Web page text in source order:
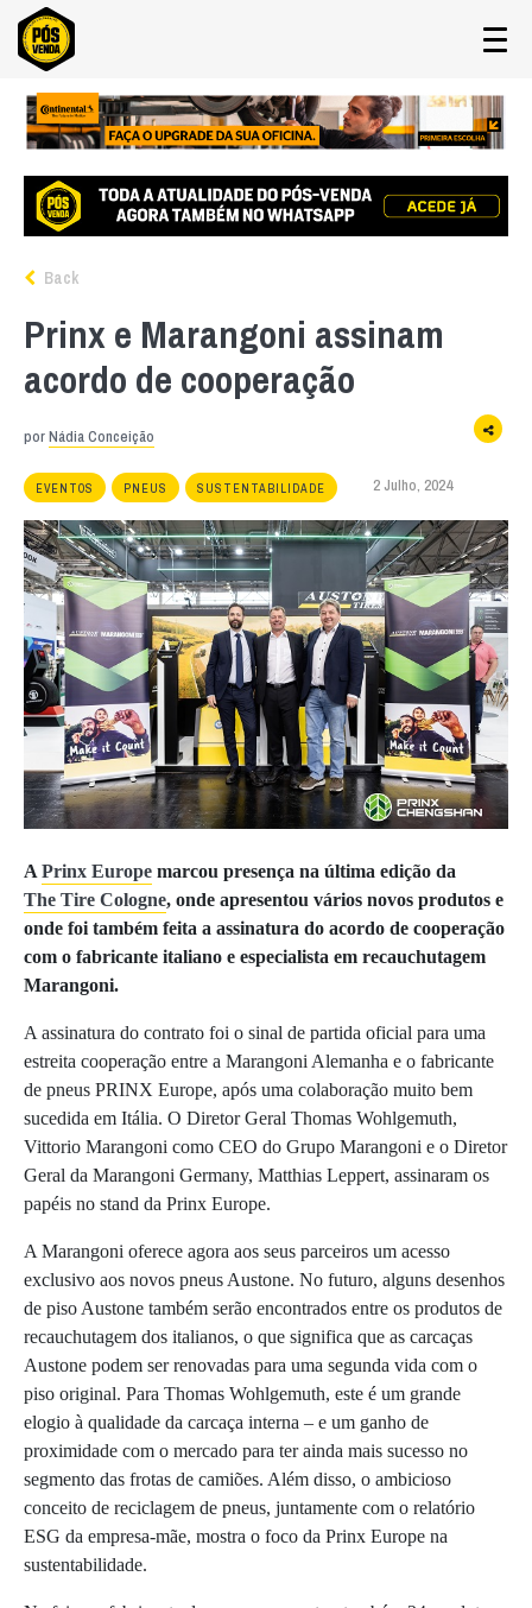
Back
Prinx e Marangoni assinam
acordo de cooperação
porNádia Conceição
EVENTOS PNEUS SUSTENTABILIDADE 2 Julho, 2024
A Prinx Europe marcou presença na última edição da
The Tire Cologne, onde apresentou vários novos produtos e
onde foi também feita a assinatura do acordo de cooperação
com o fabricante italiano e especialista em recauchutagem
Marangoni.
A assinatura do contrato foi o sinal de partida oficial para uma
estreita cooperação entre a Marangoni Alemanha e o fabricante
de pneus PRINX Europe, após uma colaboração muito bem
sucedida em Itália. O Diretor Geral Thomas Wohlgemuth,
Vittorio Marangoni como CEO do Grupo Marangoni e o Diretor
Geral da Marangoni Germany, Matthias Leppert, assinaram os
papéis no stand da Prinx Europe.
A Marangoni oferece agora aos seus parceiros um acesso
exclusivo aos novos pneus Austone. No futuro, alguns desenhos
de piso Austone também serão encontrados entre os produtos de
recauchutagem dos italianos, o que significa que as carcaças
Austone podem ser renovadas para uma segunda vida com o
piso original. Para Thomas Wohlgemuth, este é um grande
elogio à qualidade da carcaça interna – e um ganho de
proximidade com o mercado para ter ainda mais sucesso no
segmento das frotas de camiões. Além disso, o ambicioso
conceito de reciclagem de pneus, juntamente com o relatório
ESG da empresa-mãe, mostra o foco da Prinx Europe na
sustentabilidade.